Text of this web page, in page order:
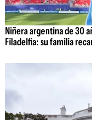
Niñera argentina de 30
Filadelfia: su familia